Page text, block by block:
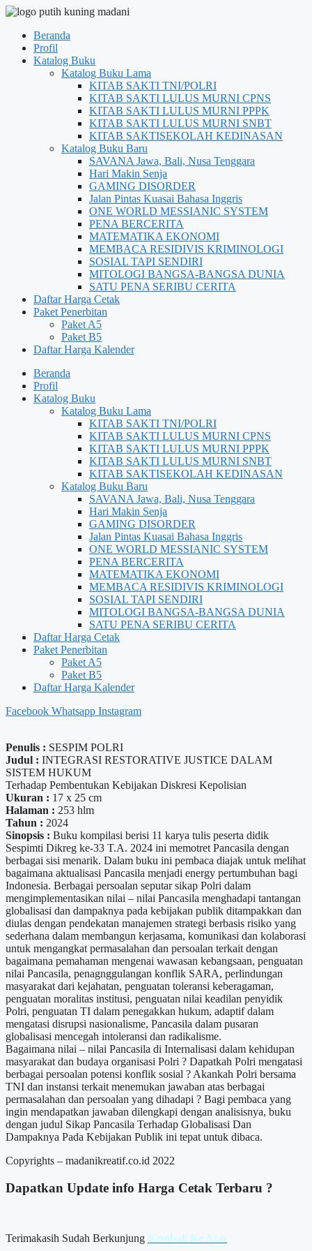
Beranda
Profil
Katalog Buku
Katalog Buku Lama
KITAB SAKTI TNI/POLRI
KITAB SAKTI LULUS MURNI CPNS
KITAB SAKTI LULUS MURNI PPPK
KITAB SAKTI LULUS MURNI SNBT
KITAB SAKTISEKOLAH KEDINASAN
Katalog Buku Baru
SAVANA Jawa, Bali, Nusa Tenggara
Hari Makin Senja
GAMING DISORDER
Jalan Pintas Kuasai Bahasa Inggris
ONE WORLD MESSIANIC SYSTEM
PENA BERCERITA
MATEMATIKA EKONOMI
MEMBACA RESIDIVIS KRIMINOLOGI
SOSIAL TAPI SENDIRI
MITOLOGI BANGSA-BANGSA DUNIA
SATU PENA SERIBU CERITA
Daftar Harga Cetak
Paket Penerbitan
Paket A5
Paket B5
Daftar Harga Kalender
Beranda
Profil
Katalog Buku
Katalog Buku Lama
KITAB SAKTI TNI/POLRI
KITAB SAKTI LULUS MURNI CPNS
KITAB SAKTI LULUS MURNI PPPK
KITAB SAKTI LULUS MURNI SNBT
KITAB SAKTISEKOLAH KEDINASAN
Katalog Buku Baru
SAVANA Jawa, Bali, Nusa Tenggara
Hari Makin Senja
GAMING DISORDER
Jalan Pintas Kuasai Bahasa Inggris
ONE WORLD MESSIANIC SYSTEM
PENA BERCERITA
MATEMATIKA EKONOMI
MEMBACA RESIDIVIS KRIMINOLOGI
SOSIAL TAPI SENDIRI
MITOLOGI BANGSA-BANGSA DUNIA
SATU PENA SERIBU CERITA
Daftar Harga Cetak
Paket Penerbitan
Paket A5
Paket B5
Daftar Harga Kalender
Facebook Whatsapp Instagram
Penulis : SESPIM POLRI
Judul : INTEGRASI RESTORATIVE JUSTICE DALAM
SISTEM HUKUM
Terhadap Pembentukan Kebijakan Diskresi Kepolisian
Ukuran : 17 x 25 cm
Halaman : 253 hlm
Tahun : 2024
Sinopsis : Buku kompilasi berisi 11 karya tulis peserta didik
Sespimti Dikreg ke-33 T.A. 2024 ini memotret Pancasila dengan
berbagai sisi menarik. Dalam buku ini pembaca diajak untuk melihat
bagaimana aktualisasi Pancasila menjadi energy pertumbuhan bagi
Indonesia. Berbagai persoalan seputar sikap Polri dalam
mengimplementasikan nilai – nilai Pancasila menghadapi tantangan
globalisasi dan dampaknya pada kebijakan publik ditampakkan dan
diulas dengan pendekatan manajemen strategi berbasis risiko yang
sederhana dalam membangun kerjasama, komunikasi dan kolaborasi
untuk mengangkat permasalahan dan persoalan terkait dengan
bagaimana pemahaman mengenai wawasan kebangsaan, penguatan
nilai Pancasila, penagnggulangan konflik SARA, perlindungan
masyarakat dari kejahatan, penguatan toleransi keberagaman,
penguatan moralitas institusi, penguatan nilai keadilan penyidik
Polri, penguatan TI dalam penegakkan hukum, adaptif dalam
mengatasi disrupsi nasionalisme, Pancasila dalam pusaran
globalisasi mencegah intoleransi dan radikalisme.
Bagaimana nilai – nilai Pancasila di Internalisasi dalam kehidupan
masyarakat dan budaya organisasi Polri ? Dapatkah Polri mengatasi
berbagai persoalan potensi konflik sosial ? Akankah Polri bersama
TNI dan instansi terkait menemukan jawaban atas berbagai
permasalahan dan persoalan yang dihadapi ? Bagi pembaca yang
ingin mendapatkan jawaban dilengkapi dengan analisisnya, buku
dengan judul Sikap Pancasila Terhadap Globalisasi Dan
Dampaknya Pada Kebijakan Publik ini tepat untuk dibaca.
Copyrights – madanikreatif.co.id 2022
Dapatkan Update info Harga Cetak Terbaru ?
Terimakasih Sudah Berkunjung Kembali Ke Atas